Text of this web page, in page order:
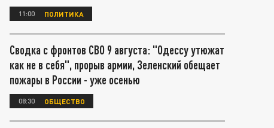
11:00 ПОЛИТИКА
Сводка с фронтов СВО 9 августа: "Одессу утюжат
как не в себя", прорыв армии, Зеленский обещает
пожары в России - уже осенью
08:30 ОБЩЕСТВО